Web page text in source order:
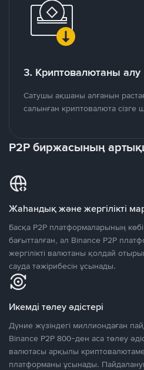
3. Криптовалютаны алу
Сатушы ақшаны алғанын
салынған криптовалюта сізге
P2P биржасының
Жаһандық және жергілікті
Басқа P2P платформаларының
бағытталған, ал Binance P2P
жергілікті валютаны қолдай
сауда тәжірибесін ұсынады.
Икемді төлеу әдістері
Дүние жүзіндегі миллиондаған
Binance P2P 800-ден аса төлеу
валютасы арқылы
платформаны ұсынады.